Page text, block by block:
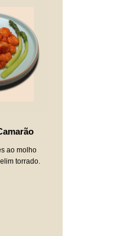
ao molho
torrado.